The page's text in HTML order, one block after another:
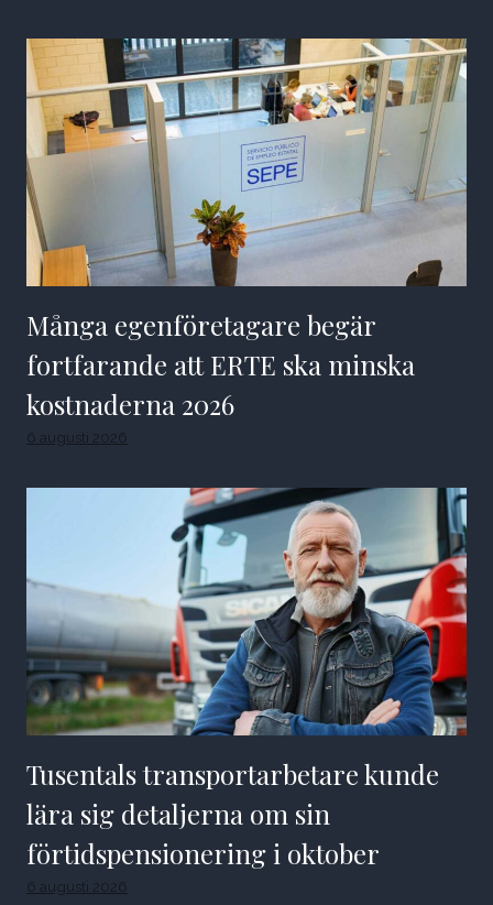
Många egenföretagare begär
fortfarande att ERTE ska minska
kostnaderna 2026
6 augusti 2026
Tusentals transportarbetare kunde
lära sig detaljerna om sin
förtidspensionering i oktober
6 augusti 2026